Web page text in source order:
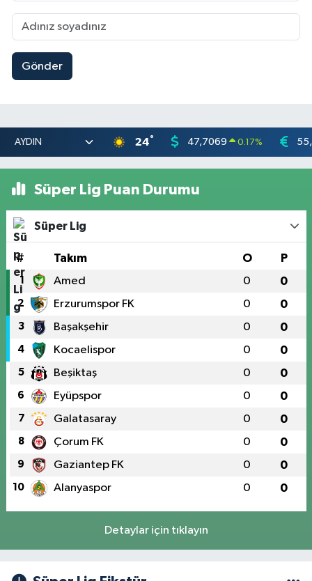
Gönder
24° 47,7069 0.17%
Süper Lig Puan Durumu
Süper Lig
# Takım O P
1 Amed 0 0
2 Erzurumspor FK 0 0
3 Başakşehir 0 0
4 Kocaelispor 0 0
5 Beşiktaş 0 0
6 Eyüpspor 0 0
7 Galatasaray 0 0
8 Çorum FK 0 0
9 Gaziantep FK 0 0
10 Alanyaspor 0 0
Detaylar için tıklayın